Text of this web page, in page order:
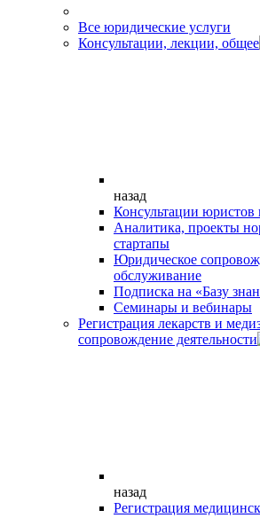
Все юридические услуги
Консультации, лекции, общее
назад
Консультации юристов
Аналитика, проекты
стартапы
Юридическое
обслуживание
Подписка на «Базу
Семинары и вебинары
Регистрация лекарств и
сопровождение деятельности
назад
Регистрация